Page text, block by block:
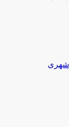
شهری